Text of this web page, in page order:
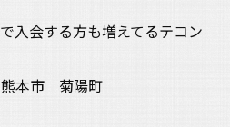
入会する方も増えてるテコン
本市 菊陽町